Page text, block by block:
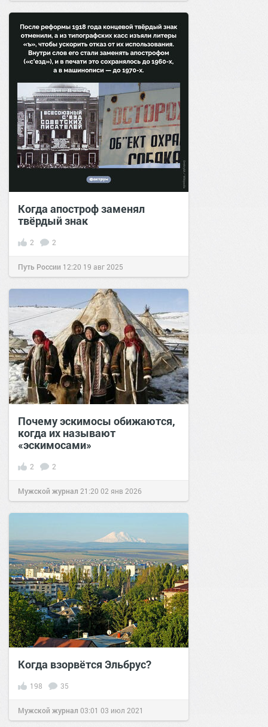
Когда апостроф заменял
твёрдый знак
2 2
Путь России 12:20 19 авг 2025
Почему эскимосы обижаются,
когда их называют
«эскимосами»
2 2
Мужской журнал 21:20 02 янв 2026
Когда взорвётся Эльбрус?
198 35
Мужской журнал 03:01 03 июл 2021